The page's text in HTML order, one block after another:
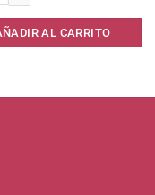
AL CARRITO